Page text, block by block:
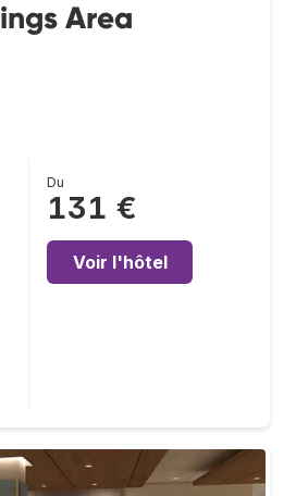
Area
Du
131 €
Voir l'hôtel